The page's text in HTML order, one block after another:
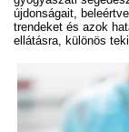
újdonságait,
trendeket és azok
ellátásra, különös